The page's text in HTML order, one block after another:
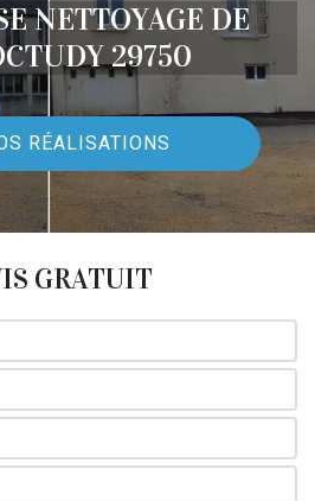
NETTOYAGE DE
29750
RÉALISATIONS
GRATUIT